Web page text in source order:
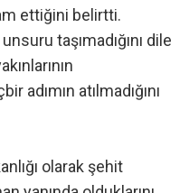
ettiğini belirtti.
taşımadığını dile
atılmadığını
olarak şehit